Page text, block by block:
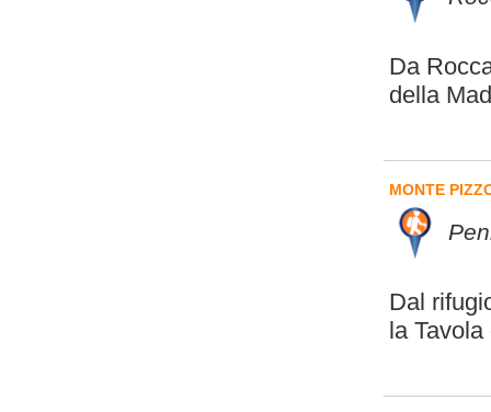
Da
della
MONTE
Dal
la